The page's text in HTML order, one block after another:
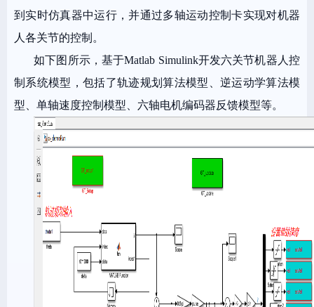
到实时仿真器中运行，并通过多轴运动控制卡实现对机器
人各关节的控制。
如下图所示，基于Matlab Simulink开发六关节机器人控
制系统模型，包括了轨迹规划算法模型、逆运动学算法模
型、单轴速度控制模型、六轴电机编码器反馈模型等。